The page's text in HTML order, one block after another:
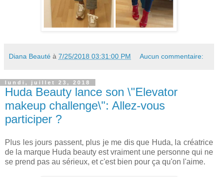
Diana Beauté à 7/25/2018 03:31:00 PM Aucun commentaire:
lundi, juillet 23, 2018
Huda Beauty lance son \"Elevator
makeup challenge\": Allez-vous
participer ?
Plus les jours passent, plus je me dis que Huda, la créatrice
de la marque Huda beauty est vraiment une personne qui ne
se prend pas au sérieux, et c'est bien pour ça qu'on l'aime.